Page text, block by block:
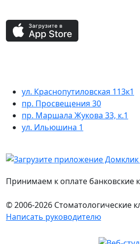
ул. Краснопутиловская 113к1
пр. Просвещения 30
пр. Маршала Жукова 33, к.1
ул. Ильюшина 1
Принимаем к оплате банковские
© 2006-2026 Стоматологические
Написать руководителю